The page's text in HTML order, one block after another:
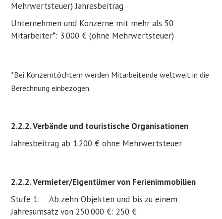
Mehrwertsteuer) Jahresbeitrag
Unternehmen und Konzerne mit mehr als 50
Mitarbeiter*: 3.000 € (ohne Mehrwertsteuer)
*Bei Konzerntöchtern werden Mitarbeitende weltweit in die
Berechnung einbezogen.
2.2.2. Verbände und touristische Organisationen
Jahresbeitrag ab 1.200 € ohne Mehrwertsteuer
2.2.2. Vermieter/Eigentümer von Ferienimmobilien
Stufe 1: Ab zehn Objekten und bis zu einem
Jahresumsatz von 250.000 €: 250 €